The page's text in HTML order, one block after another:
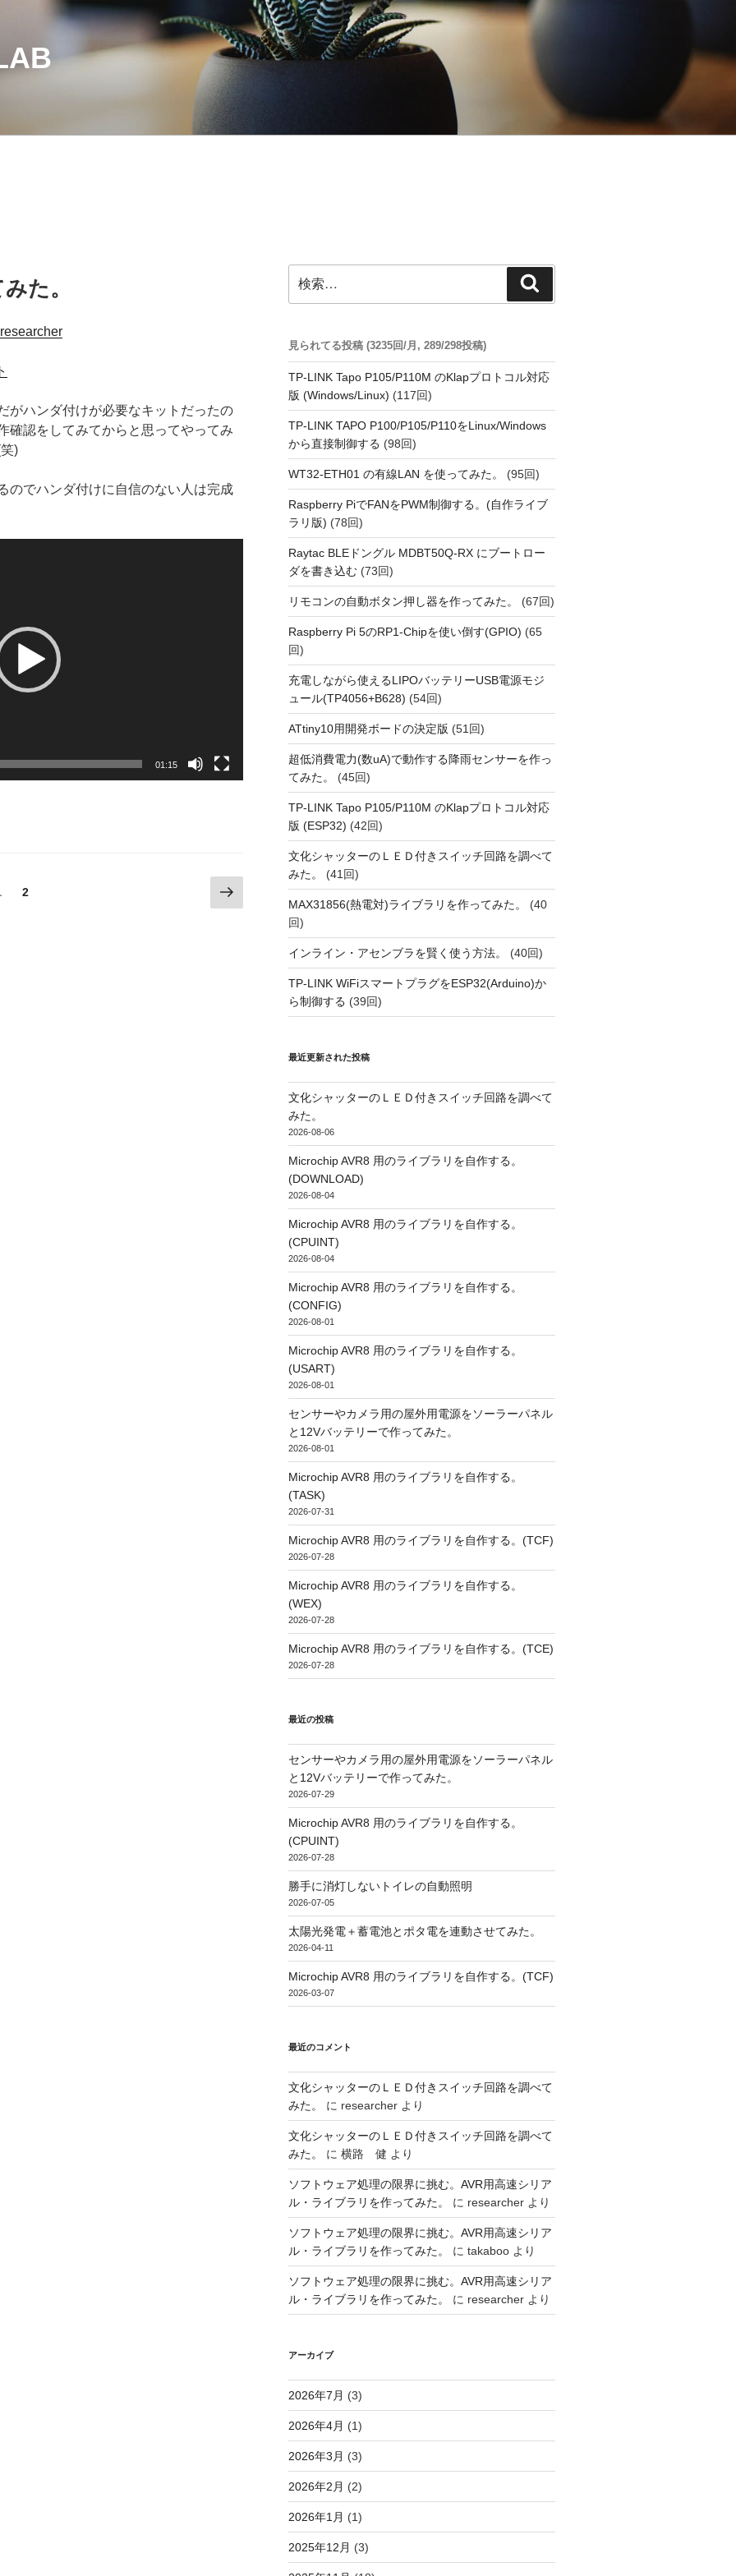
た。
researcher
がハンダ付けが必要なキットだったの
確認をしてみてからと思ってやってみ
)
のでハンダ付けに自信のない人は完成
01:15
固
2
次
の
索:
索
見られてる投稿 (3235回/月, 289/298投稿)
TP-LINK Tapo P105/P110M のKlapプロトコル対応
版 (Windows/Linux) (117回)
TP-LINK TAPO P100/P105/P110をLinux/Windows
から直接制御する (98回)
WT32-ETH01 の有線LAN を使ってみた。 (95回)
Raspberry PiでFANをPWM制御する。(自作ライブ
ラリ版) (78回)
Raytac BLEドングル MDBT50Q-RX にブートロー
ダを書き込む(73回)
リモコンの自動ボタン押し器を作ってみた。 (67回)
Raspberry Pi 5のRP1-Chipを使い倒す(GPIO) (65
回)
充電しながら使えるLIPOバッテリーUSB電源モジ
ュール(TP4056+B628) (54回)
ATtiny10用開発ボードの決定版 (51回)
超低消費電力(数uA)で動作する降雨センサーを作っ
てみた。
(45回)
TP-LINK Tapo P105/P110M のKlapプロトコル対応
版 (ESP32) (42回)
文化シャッターのＬＥＤ付きスイッチ回路を調べて
みた。
(41回)
MAX31856(熱電対)ライブラリを作ってみた。
(40
回)
インライン・アセンブラを賢く使う方法。 (40回)
TP-LINK WiFiスマートプラグをESP32(Arduino)か
ら制御する (39回)
最近更新された投稿
文化シャッターのＬＥＤ付きスイッチ回路を調べて
みた。
2026-08-06
Microchip AVR8 用のライブラリを自作する。
(DOWNLOAD)
2026-08-04
Microchip AVR8 用のライブラリを自作する。
(CPUINT)
2026-08-04
Microchip AVR8 用のライブラリを自作する。
(CONFIG)
2026-08-01
Microchip AVR8 用のライブラリを自作する。
(USART)
2026-08-01
センサーやカメラ用の屋外用電源をソーラーパネル
と12Vバッテリーで作ってみた。
2026-08-01
Microchip AVR8 用のライブラリを自作する。
(TASK)
2026-07-31
Microchip AVR8 用のライブラリを自作する。(TCF)
2026-07-28
Microchip AVR8 用のライブラリを自作する。
(WEX)
2026-07-28
Microchip AVR8 用のライブラリを自作する。(TCE)
2026-07-28
最近の投稿
センサーやカメラ用の屋外用電源をソーラーパネル
と12Vバッテリーで作ってみた。
2026-07-29
Microchip AVR8 用のライブラリを自作する。
(CPUINT)
2026-07-28
勝手に消灯しないトイレの自動照明
2026-07-05
太陽光発電＋蓄電池とポタ電を連動させてみた。
2026-04-11
Microchip AVR8 用のライブラリを自作する。(TCF)
2026-03-07
最近のコメント
文化シャッターのＬＥＤ付きスイッチ回路を調べて
みた。
に researcherより
文化シャッターのＬＥＤ付きスイッチ回路を調べて
みた。
に 横路 健 より
ソフトウェア処理の限界に挑む。AVR用高速シリア
ル・ライブラリを作ってみた。
に researcherより
ソフトウェア処理の限界に挑む。AVR用高速シリア
ル・ライブラリを作ってみた。
に takabooより
ソフトウェア処理の限界に挑む。AVR用高速シリア
ル・ライブラリを作ってみた。
に researcherより
アーカイブ
2026年7月 (3)
2026年4月 (1)
2026年3月 (3)
2026年2月 (2)
2026年1月 (1)
2025年12月 (3)